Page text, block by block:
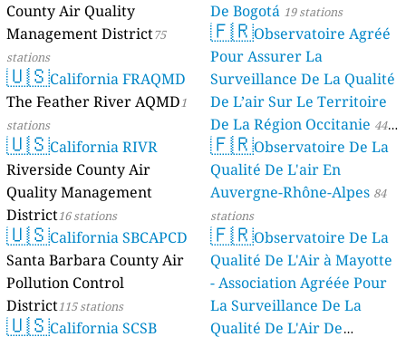
County Air Quality
Management District75
stations
🇺🇸California FRAQMD
The Feather River AQMD1
stations
🇺🇸California RIVR
Riverside County Air
Quality Management
District16 stations
🇺🇸California SBCAPCD
Santa Barbara County Air
Pollution Control
District115 stations
🇺🇸California SCSB
De Bogotá 19 stations
🇫🇷Observatoire Agréé
Pour Assurer La
Surveillance De La Qualité
De L’air Sur Le Territoire
De La Région Occitanie 44
stations
🇫🇷Observatoire De La
Qualité De L'air En
Auvergne-Rhône-Alpes 84
stations
🇫🇷Observatoire De La
Qualité De L'Air à Mayotte
- Association Agréée Pour
La Surveillance De La
Qualité De L'Air De